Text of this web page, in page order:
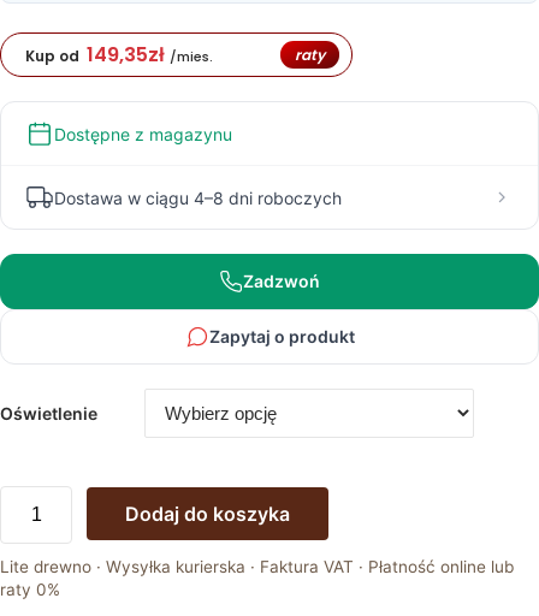
Kup od 149,35zł /mies. raty
Dostępne z magazynu
Dostawa w ciągu 4–8 dni roboczych
Zadzwoń
Zapytaj o produkt
Oświetlenie
Gablota
Szklana
z
Drewna
Dodaj do koszyka
Lite drewno · Wysyłka kurierska · Faktura VAT · Płatność online lub
raty 0%